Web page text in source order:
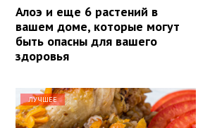
Алоэ и еще 6 растений в
вашем доме, которые могут
быть опасны для вашего
здоровья
ЛУЧШЕЕ